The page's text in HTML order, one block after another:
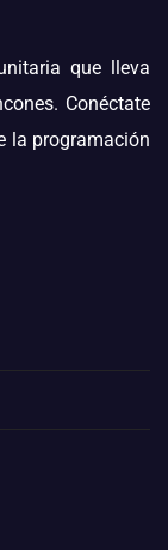
que lleva
Conéctate
la programación